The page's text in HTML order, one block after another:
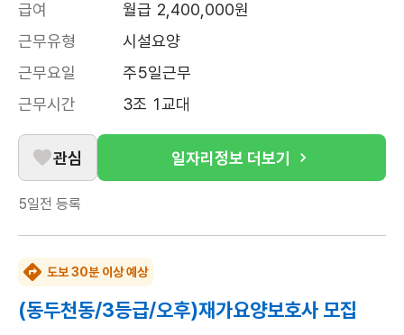
급여
월급 2,400,000원
근무유형
시설요양
근무요일
주5일근무
근무시간
3조 1교대
관심 일자리정보 더보기
5일전 등록
도보 30분 이상 예상
(동두천동/3등급/오후)재가요양보호사 모집